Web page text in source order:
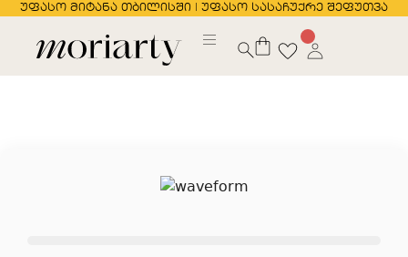
უფასო მიტანა თბილისში | უფასო სასაჩუქრე შეფუთვა